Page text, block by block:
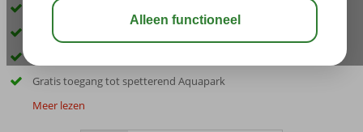
Langgerekt privéstrand met pier
Zeer ruime familiekamers en -suites
Gratis toegang tot spetterend Aquapark
Meer lezen